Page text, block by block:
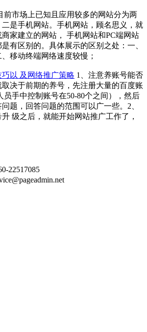
前市场上已知且应用较多的网站分为两
是手机网站。手机网站，顾名思义，就
家建立的网站， 手机网站和PC端网站
有区别的。具体展示的区别之处：一、
移动终端网络速度较慢；
以 及网络推广策略 1、注意养账号能否
决于前期的养号，先注册大量的百度账
员手中控制账号在50-80个之间），然后
题，回答问题的范围可以广一些。2、
级之后，就能开始网站推广工作了，
22517085